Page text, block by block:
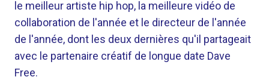
le meilleur artiste hip hop, la meilleure vidéo de
collaboration de l'année et le directeur de l'année
de l'année, dont les deux dernières qu'il partageait
avec le partenaire créatif de longue date Dave
Free.